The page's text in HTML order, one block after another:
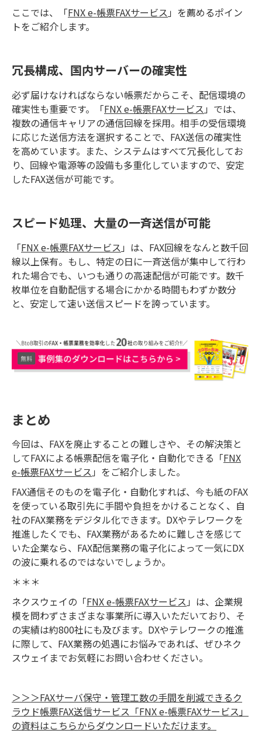
ここでは、「FNX e-帳票FAXサービス 」を薦めるポイン
トをご紹介します。
冗長構成、国内サーバーの確実性
必ず届けなければならない帳票だからこそ、配信環境の
確実性も重要です。「FNX e-帳票FAXサービス 」では、
複数の通信キャリアの通信回線を採用。相手の受信環境
に応じた送信方法を選択することで、FAX送信の確実性
を高めています。また、システムはすべて冗長化してお
り、回線や電源等の設備も多重化していますので、安定
したFAX送信が可能です。
スピード処理、大量の一斉送信が可能
「FNX e-帳票FAXサービス 」は、FAX回線をなんと数千回
線以上保有。もし、特定の日に一斉送信が集中して行わ
れた場合でも、いつも通りの高速配信が可能です。数千
枚単位を自動配信する場合にかかる時間もわずか数分
と、安定して速い送信スピードを誇っています。
まとめ
今回は、FAXを廃止することの難しさや、その解決策と
してFAXによる帳票配信を電子化・自動化できる「FNX
e-帳票FAXサービス 」をご紹介しました。
FAX通信そのものを電子化・自動化すれば、今も紙のFAX
を使っている取引先に手間や負担をかけることなく、自
社のFAX業務をデジタル化できます。DXやテレワークを
推進したくでも、FAX業務があるために難しさを感じて
いた企業なら、FAX配信業務の電子化によって一気にDX
の波に乗れるのではないでしょうか。
＊＊＊
ネクスウェイの「FNX e-帳票FAXサービス 」は、企業規
模を問わずさまざまな事業所に導入いただいており、そ
の実績は約800社にも及びます。DXやテレワークの推進
に際して、FAX業務の処遇にお悩みであれば、ぜひネク
スウェイまでお気軽にお問い合わせください。
＞＞＞FAXサーバ保守・管理工数の手間を削減できるク
ラウド帳票FAX送信サービス「FNX e-帳票FAXサービス」
の資料はこちらからダウンロードいただけます。